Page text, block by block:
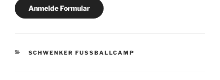
Anmelde Formular
KATEGORIEN
SCHWENKER FUSSBALLCAMP